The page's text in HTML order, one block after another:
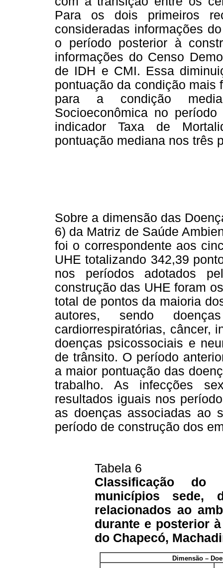
Para os dois primeiros
consideradas informações
o período posterior à
informações do Censo
de IDH e CMI. Essa
pontuação da condição mais
para a condição
Socioeconômica no
indicador Taxa de
pontuação mediana nos três
Sobre a dimensão das
6) da Matriz de Saúde
foi o correspondente aos
UHE totalizando 342,39
nos períodos adotados
construção das UHE foram
total de pontos da maioria
autores, sendo
cardiorrespiratórias, câncer,
doenças psicossociais e
de trânsito. O período
a maior pontuação das
trabalho. As infecções
resultados iguais nos
as doenças associadas ao
período de construção dos
Tabela 6
Classificação
municípios sede,
relacionados ao
durante e posterior
do Chapecó,
Dimensão –